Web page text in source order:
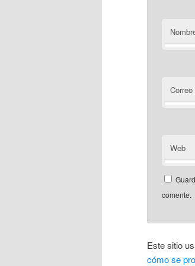
Web
comente.
Este sitio
cómo se